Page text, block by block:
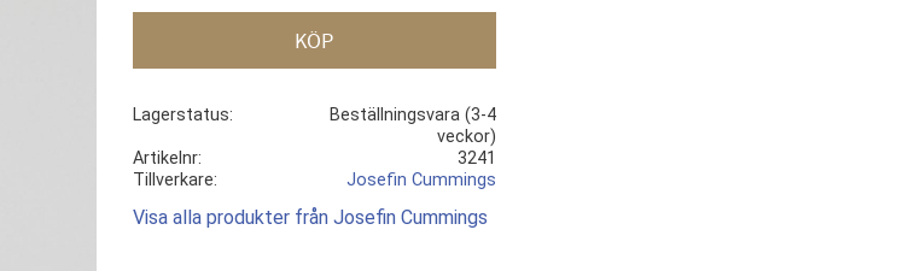
KÖP
Lagerstatus
Beställningsvara (3-4
veckor)
Artikelnr
3241
Tillverkare
Josefin Cummings
Visa alla produkter från Josefin Cummings